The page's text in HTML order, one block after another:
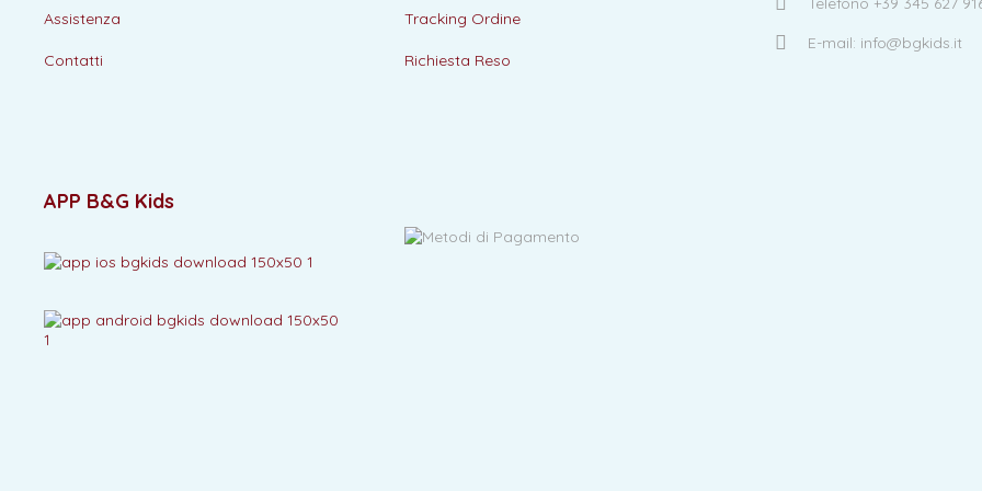
Assistenza
Contatti
Tracking Ordine
Richiesta Reso
E-mail: info@bgkids.it
APP B&G Kids